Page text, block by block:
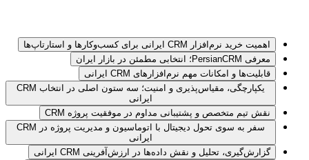
اهمیت خرید نرم‌افزار CRM ایرانی برای کسب‌وکارها و استارتاپ‌ها
معرفی PersianCRM؛ انتخابی مطمئن در بازار ایران
قابلیت‌ها و امکانات مهم نرم‌افزارهای CRM ایرانی
یکپارچگی، مقیاس‌پذیری و امنیت؛ سه ستون اصلی در انتخاب CRM
ایرانی
نقش تیم متخصص و پشتیبانی مداوم در موفقیت پروژه CRM
سفر به سوی تحول دیجیتال با اتوماسیون و مدیریت پروژه در CRM
ایرانی
گزارش‌گیری، تحلیل و نقش داده‌ها در ارزش‌آفرینی CRM ایرانی